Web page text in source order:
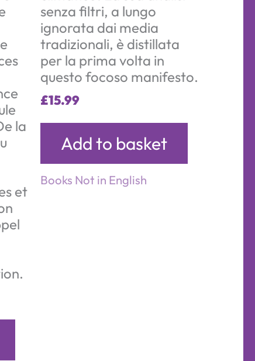
la
et
senza filtri, a lungo
ignorata dai media
tradizionali, è distillata
per la prima volta in
questo focoso manifesto.
£15.99
Add to basket
Books Not in English